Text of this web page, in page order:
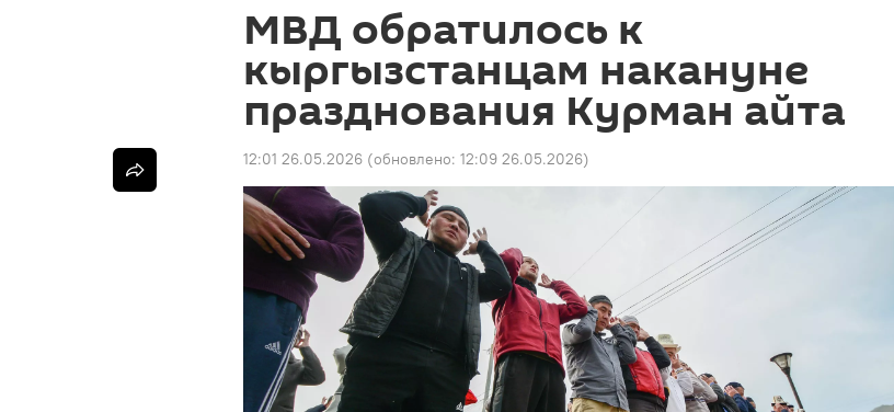
МВД обратилось к
кыргызстанцам накануне
празднования Курман айта
12:01 26.05.2026 (обновлено: 12:09 26.05.2026)